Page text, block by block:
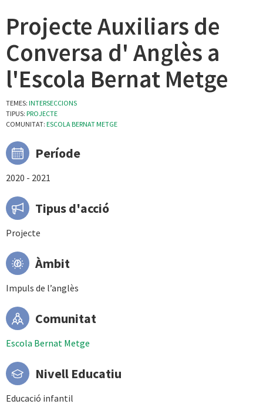
Projecte Auxiliars de
Conversa d' Anglès a
l'Escola Bernat Metge
TEMES: INTERSECCIONS
TIPUS: PROJECTE
COMUNITAT: ESCOLA BERNAT METGE
Període
2020 - 2021
Tipus d'acció
Projecte
Àmbit
Impuls de l’anglès
Comunitat
Escola Bernat Metge
Nivell Educatiu
Educació infantil